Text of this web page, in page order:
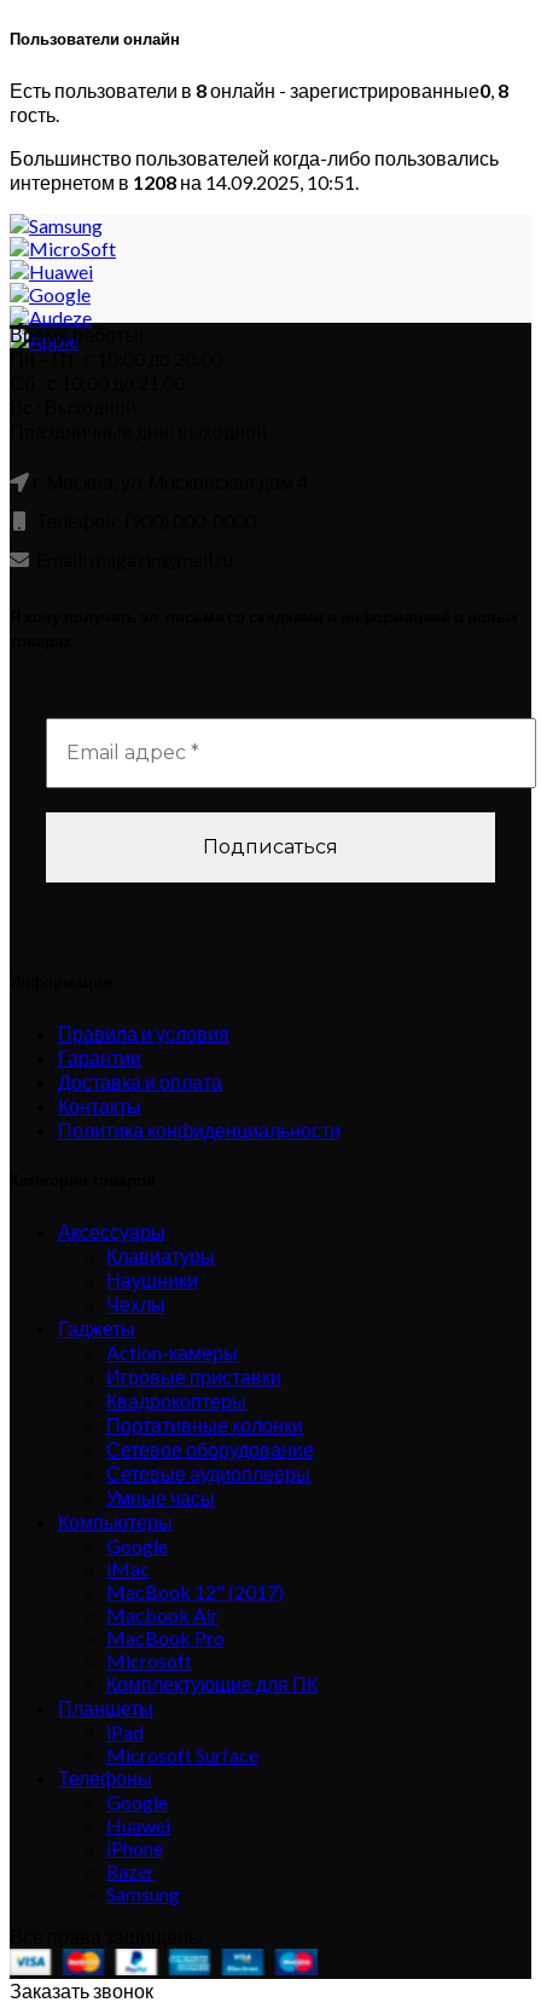
Пользователи онлайн
Есть пользователи в 8онлайн - зарегистрированные0, 8
гость.
Большинство пользователей когда-либо пользовались
интернетом в 1208 на 14.09.2025, 10:51.
Время работы:
Пн – Пт: с 10:00 до 20:00
Правила и условия
Гарантии
Доставка и оплата
Контакты
Политика конфиденциальности
Аксессуары
Клавиатуры
Наушники
Чехлы
Гаджеты
Action-камеры
Игровые приставки
Квадрокоптеры
Портативные колонки
Сетевое оборудование
Сетевые аудиоплееры
Умные часы
Компьютеры
Google
iMac
MacBook 12" (2017)
Macbook Air
MacBook Pro
Microsoft
Комплектующие для ПК
Планшеты
iPad
Microsoft Surface
Телефоны
Google
Huawei
iPhone
Razer
Samsung
Заказать звонок